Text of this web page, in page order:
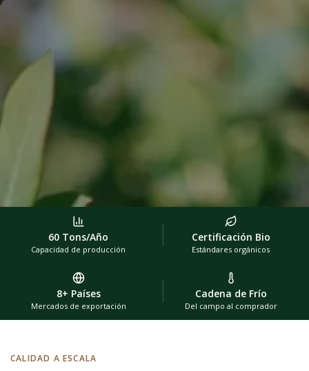
60 Tons/Año
Capacidad de producción
Certificación Bio
Estándares orgánicos
8+ Países
Mercados de exportación
Cadena de Frío
Del campo al comprador
CALIDAD A ESCALA